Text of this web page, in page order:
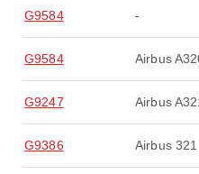
G9584 -
G9584 Airbus
G9247 Airbus
G9386 Airbus 321